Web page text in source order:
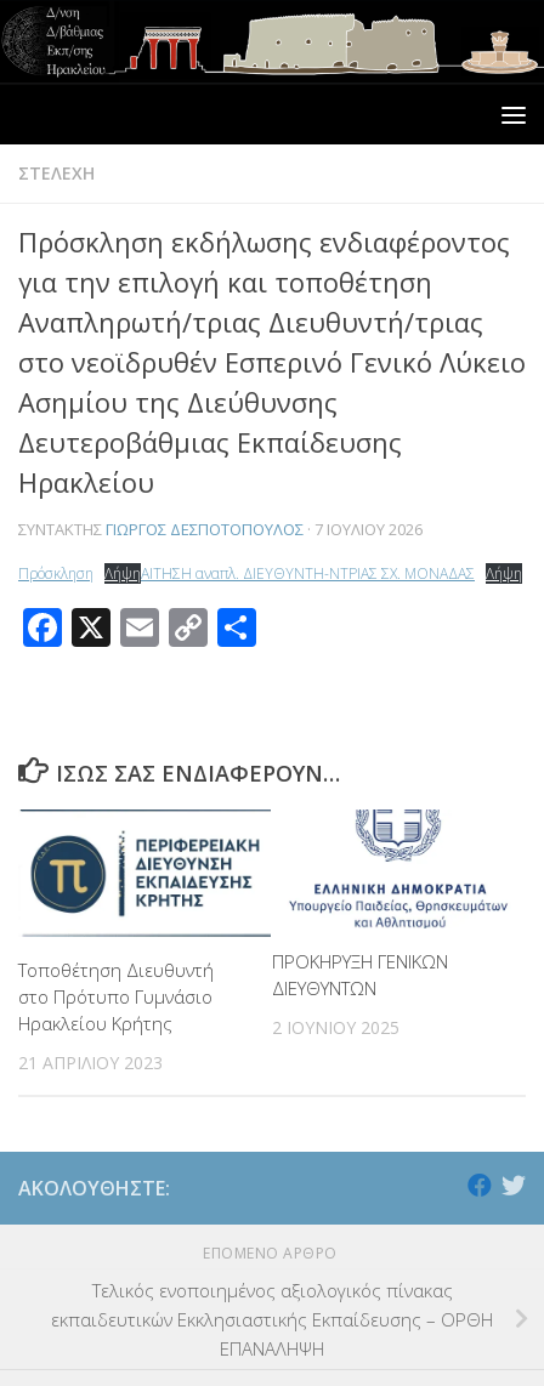
ΣΤΕΛΕΧΗ
Πρόσκληση εκδήλωσης ενδιαφέροντος
για την επιλογή και τοποθέτηση
Αναπληρωτή/τριας Διευθυντή/τριας
στο νεοϊδρυθέν Εσπερινό Γενικό Λύκειο
Ασημίου της Διεύθυνσης
Δευτεροβάθμιας Εκπαίδευσης
Ηρακλείου
ΣΥΝΤΆΚΤΗΣ ΓΙΏΡΓΟΣ ΔΕΣΠΟΤΌΠΟΥΛΟΣ · 7 ΙΟΥΛΊΟΥ 2026
Πρόσκληση ΛήψηΑΙΤΗΣΗ αναπλ. ΔΙΕΥΘΥΝΤΗ-ΝΤΡΙΑΣ ΣΧ. ΜΟΝΑΔΑΣ Λήψη
Facebook
X Email
Copy
ΊΣΩΣ ΣΑΣ ΕΝΔΙΑΦΈΡΟΥΝ…
Τοποθέτηση Διευθυντή
στο Πρότυπο Γυμνάσιο
Ηρακλείου Κρήτης
21 ΑΠΡΙΛΊΟΥ 2023
ΠΡΟΚΗΡΥΞΗ ΓΕΝΙΚΩΝ
ΔΙΕΥΘΥΝΤΩΝ
2 ΙΟΥΝΊΟΥ 2025
ΑΚΟΛΟΥΘΉΣΤΕ:
ΕΠΌΜΕΝΟ ΆΡΘΡΟ
Τελικός ενοποιημένος αξιολογικός πίνακας
εκπαιδευτικών Εκκλησιαστικής Εκπαίδευσης – ΟΡΘΗ
ΕΠΑΝΑΛΗΨΗ